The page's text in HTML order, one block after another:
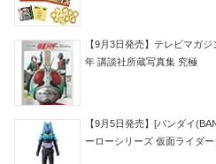
【9月3日発売】テレビマガ
年 講談社所蔵写真集 究極
【9月5日発売】[バンダイ
ーローシリーズ 仮面ライダ